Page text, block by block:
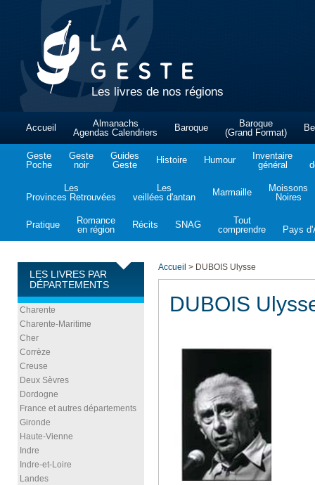
Les livres de nos régions
Accueil
Almanachs
Agendas Calendriers
Baroque
Baroque
(Grand Format)
Geste
Poche
Geste
noir
Guides
Geste
Histoire Humour
Inventaire
général
Les
Provinces Retrouvées
Les
veillées d'antan
Marmaille
Moissons
Noires
Pratique
Romance
en région
Récits SNAG
Tout
comprendre
Pays
LES LIVRES PAR
DÉPARTEMENTS
Charente
Charente-Maritime
Cher
Corrèze
Creuse
Deux Sèvres
Dordogne
France et autres départements
Gironde
Haute-Vienne
Indre
Indre-et-Loire
Landes
Accueil > DUBOIS Ulysse
DUBOIS